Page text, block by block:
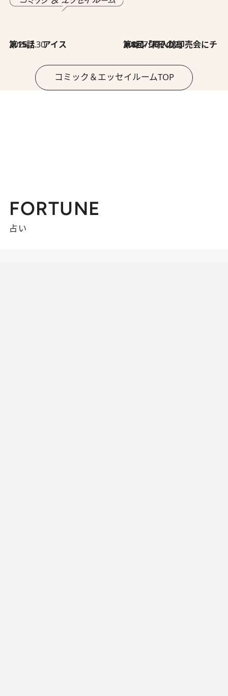
2026.7.30
第15話 アイス 2026.7.30
第8回「同人誌即売会にチャレンジ その2」
コミック＆エッセイルームTOP
FORTUNE
占い